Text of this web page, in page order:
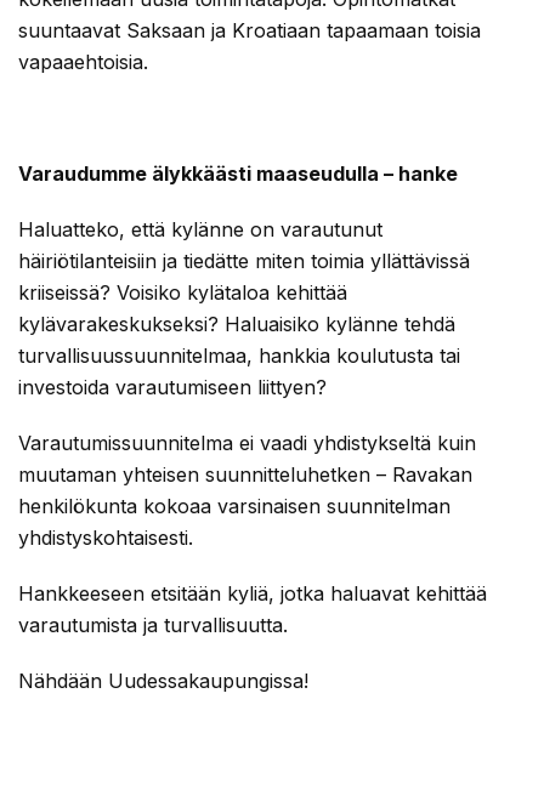
suuntaavat Saksaan ja Kroatiaan tapaamaan toisia
vapaaehtoisia.
Varaudumme älykkäästi maaseudulla – hanke
Haluatteko, että kylänne on varautunut
häiriötilanteisiin ja tiedätte miten toimia yllättävissä
kriiseissä? Voisiko kylätaloa kehittää
kylävarakeskukseksi? Haluaisiko kylänne tehdä
turvallisuussuunnitelmaa, hankkia koulutusta tai
investoida varautumiseen liittyen?
Varautumissuunnitelma ei vaadi yhdistykseltä kuin
muutaman yhteisen suunnitteluhetken – Ravakan
henkilökunta kokoaa varsinaisen suunnitelman
yhdistyskohtaisesti.
Hankkeeseen etsitään kyliä, jotka haluavat kehittää
varautumista ja turvallisuutta.
Nähdään Uudessakaupungissa!